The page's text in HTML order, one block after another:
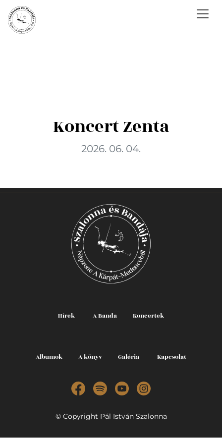
Koncert Zenta
2026. 06. 04.
Hírek A Banda Koncertek
Albumok A könyv Galéria Kapcsolat
© Copyright Pál István Szalonna